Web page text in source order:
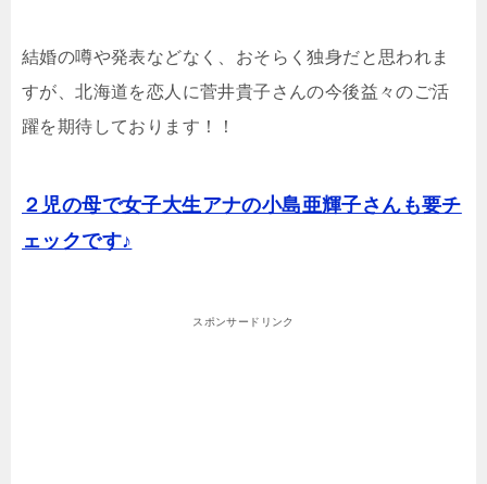
結婚の噂や発表などなく、おそらく独身だと思われま
すが、北海道を恋人に菅井貴子さんの今後益々のご活
躍を期待しております！！
２児の母で女子大生アナの小島亜輝子さんも要チ
ェックです♪
スポンサードリンク